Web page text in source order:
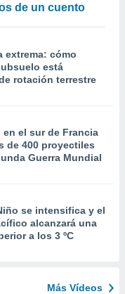
de un cuento
extrema: cómo
está
rotación terrestre
el sur de Francia
de 400 proyectiles
Guerra Mundial
se intensifica y el
alcanzará una
a los 3 ºC
Más Vídeos